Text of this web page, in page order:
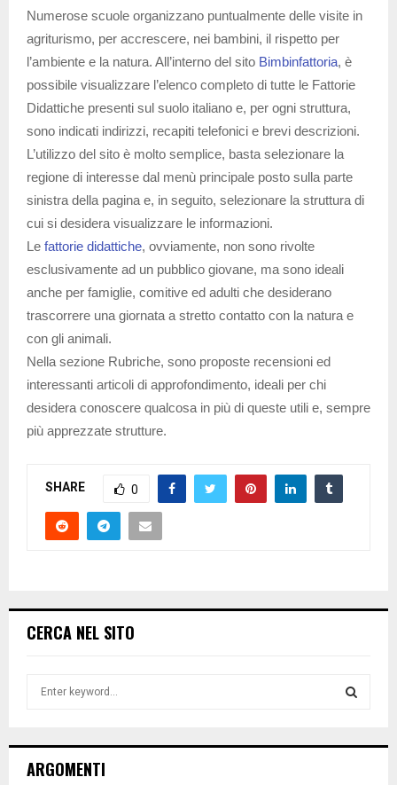
Numerose scuole organizzano puntualmente delle visite in
agriturismo, per accrescere, nei bambini, il rispetto per
l’ambiente e la natura. All’interno del sito Bimbinfattoria, è
possibile visualizzare l’elenco completo di tutte le Fattorie
Didattiche presenti sul suolo italiano e, per ogni struttura,
sono indicati indirizzi, recapiti telefonici e brevi descrizioni.
L’utilizzo del sito è molto semplice, basta selezionare la
regione di interesse dal menù principale posto sulla parte
sinistra della pagina e, in seguito, selezionare la struttura di
cui si desidera visualizzare le informazioni.
Le fattorie didattiche, ovviamente, non sono rivolte
esclusivamente ad un pubblico giovane, ma sono ideali
anche per famiglie, comitive ed adulti che desiderano
trascorrere una giornata a stretto contatto con la natura e
con gli animali.
Nella sezione Rubriche, sono proposte recensioni ed
interessanti articoli di approfondimento, ideali per chi
desidera conoscere qualcosa in più di queste utili e, sempre
più apprezzate strutture.
SHARE 0
CERCA NEL SITO
h
ARGOMENTI